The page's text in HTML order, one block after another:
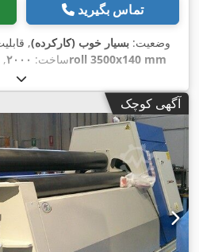
تماس بگیرید
وضعیت: بسیار خوب (کارکرده),
ساخت: ۲۰۰۰,
, درجه اتوماسیون:
, مدل کنترلر:MG , تعداد غلتک‌ها:۳,
قطر غلتک (پایین):۸۸۰ میلی‌متر , قطر
غلتک جانبی:۸۸۰ میلی‌متر
۳٬۵۰۰ میلی‌متر
, ارتفاع کاری: ۳٬۹۵۰ میلی‌متر
۱۴۰ میلی‌متر
, حداکثر ضخامت ورق
۲۰۰٬۰۰۰ کیلوگرم
, طول کل:۸٬۸۰۰
میلی‌متر , ارتفاع کل:۵٬۷۷۵ میلی‌متر
, فرکانس ورودی:
, تعداد
نمایشگرهای دیجیتال:
, تجهیزات:
مخروطی, غلتک‌های
آگهی کوچک